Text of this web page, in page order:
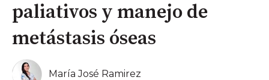
paliativos y manejo de
metástasis óseas
María José Ramirez